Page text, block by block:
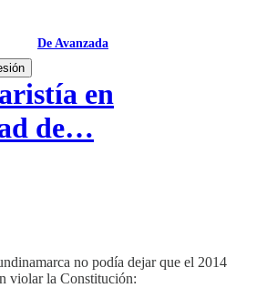
De Avanzada
en
de…
no podía dejar que el 2014
violar la Constitución: